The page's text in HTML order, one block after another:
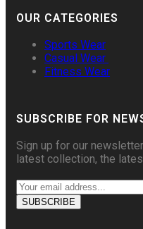
OUR CATEGORIES
Sports Wear
Casual Wear
Fitness Wear
SUBSCRIBE FOR
Sign up for our
latest collection, the